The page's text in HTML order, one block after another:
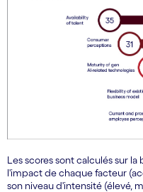
Les scores sont calculés sur
l'impact de chaque facteur
son niveau d'intensité (élevé,